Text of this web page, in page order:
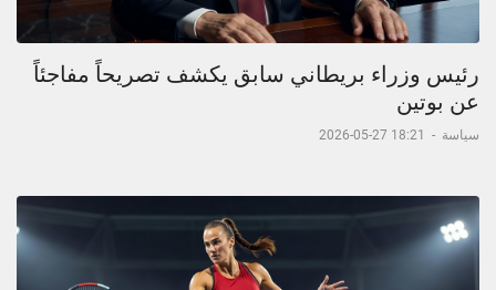
رئيس وزراء بريطاني سابق يكشف تصريحاً مفاجئاً
عن بوتين
سياسة -
18:21 27-05-2026